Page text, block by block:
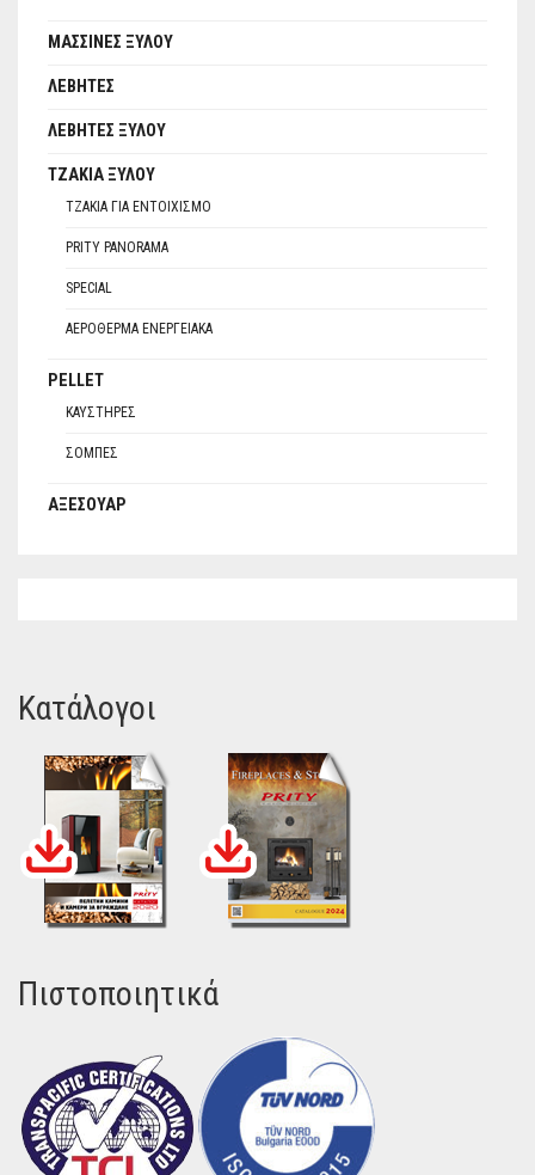
ΜΑΣΣΊΝΕΣ ΞΎΛΟΥ
ΛΈΒΗΤΕΣ
ΛΈΒΗΤΕΣ ΞΎΛΟΥ
ΤΖΆΚΙΑ ΞΎΛΟΥ
ΤΖΆΚΙΑ ΓΙΑ ΕΝΤΟΙΧΙΣΜΌ
PRITY PANORAMA
SPECIAL
ΑΕΡΌΘΕΡΜΑ ΕΝΕΡΓΕΙΑΚΆ
PELLET
ΚΑΥΣΤΉΡΕΣ
ΣΌΜΠΕΣ
ΑΞΕΣΟΥΆΡ
Κατάλογοι
Πιστοποιητικά